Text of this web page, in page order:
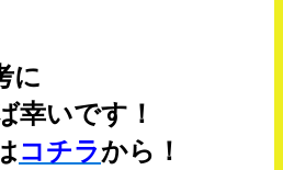
に
幸いです！
コチラから！